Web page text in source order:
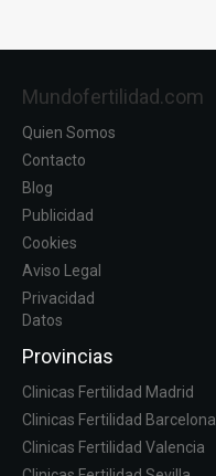
Mundofertilidad.com
Quien Somos
Contacto
Blog
Publicidad
Cookies
Aviso Legal
Privacidad
Datos
Provincias
Clinicas Fertilidad Madrid
Clinicas Fertilidad Barcelona
Clinicas Fertilidad Valencia